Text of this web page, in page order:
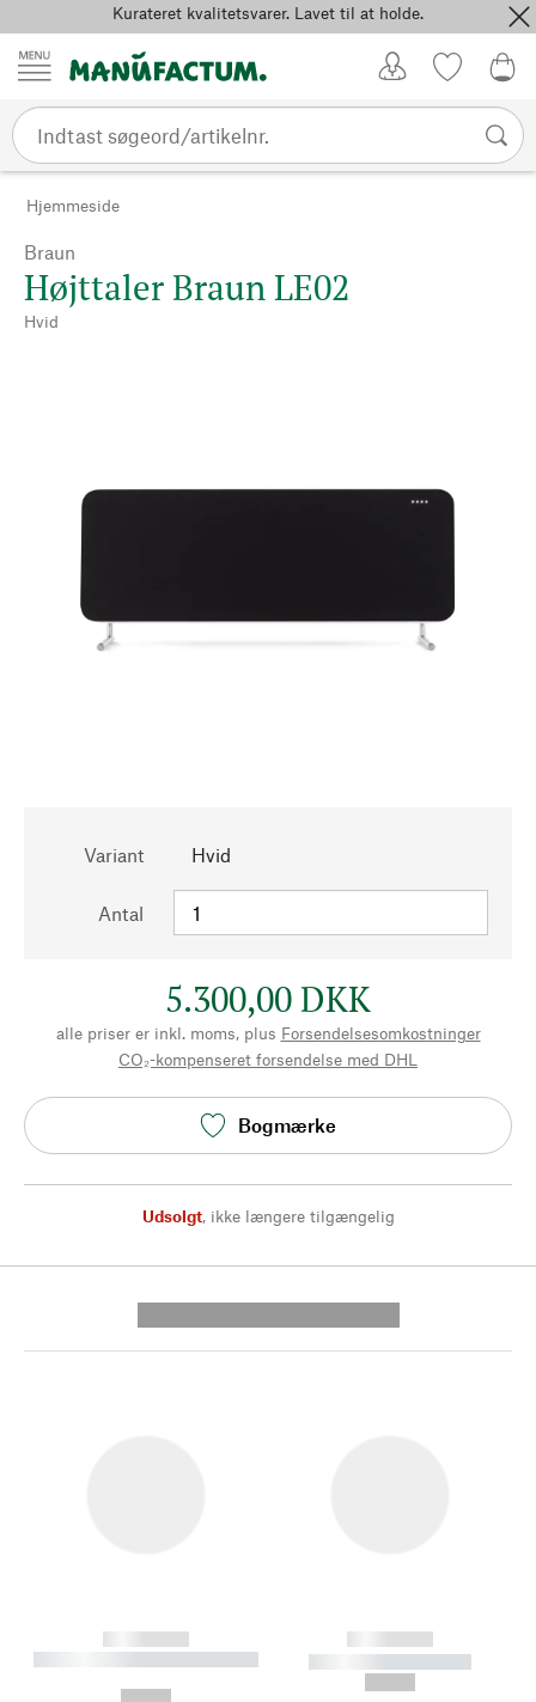
Spring til indholdKurateret kvalitetsvarer. Lavet til at holde.
Hjemmeside
Braun
Højttaler Braun LE02
Hvid
Variant Hvid
Antal
5.300,00 DKK
alle priser er inkl. moms, plus Forsendelsesomkostninger
CO₂-kompenseret forsendelse med DHL
Bogmærke
Udsolgt, ikke længere tilgængelig
------------
----------- ----------- --------
------------
----------- -----------